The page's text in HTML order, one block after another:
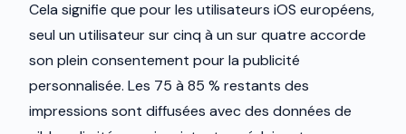
Cela signifie que pour les utilisateurs iOS européens,
seul un utilisateur sur cinq à un sur quatre accorde
son plein consentement pour la publicité
personnalisée. Les 75 à 85 % restants des
impressions sont diffusées avec des données de